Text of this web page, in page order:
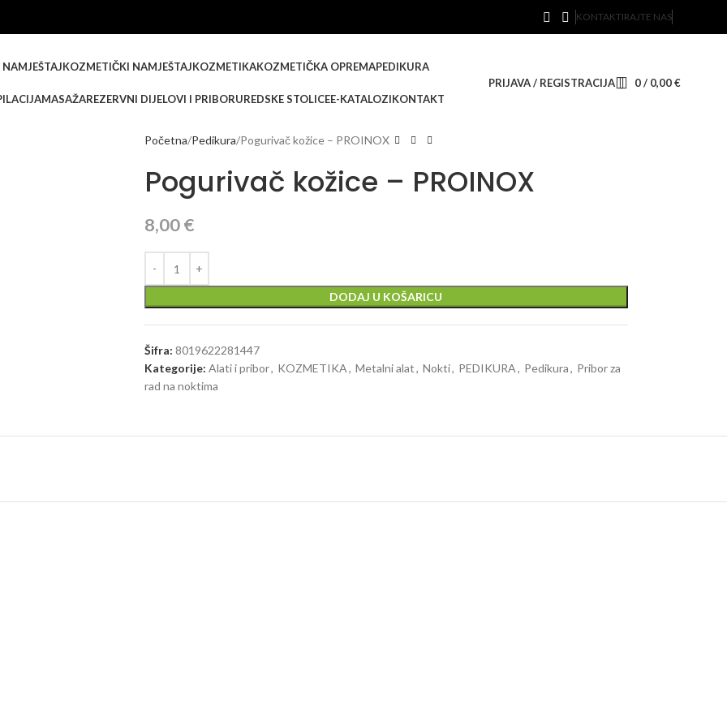
KONTAKTIRAJTE NAS
NAMJEŠTAJKOZMETIČKI NAMJEŠTAJKOZMETIKAKOZMETIČKA OPREMAPEDIKURA
MASAŽAREZERVNI DIJELOVI I PRIBORUREDSKE STOLICEE-KATALOZIKONTAKT
PRIJAVA / REGISTRACIJA 0/ 0,00€
Početna Pedikura Pogurivač kožice – PROINOX
Pogurivač kožice – PROINOX
8,00€
DODAJ U KOŠARICU
Šifra: 8019622281447
Kategorije: Alati i pribor, KOZMETIKA, Metalni alat, Nokti, PEDIKURA, Pedikura, Pribor za
rad na noktima